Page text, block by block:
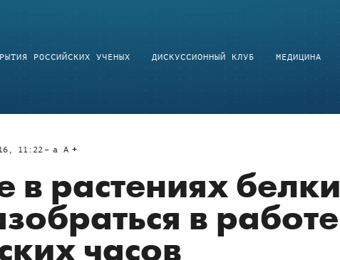
РОССИЙСКИХ УЧЕНЫХ ДИСКУССИОННЫЙ КЛУБ МЕДИЦИНА
11:22 a A
растениях белки
в работе
часов